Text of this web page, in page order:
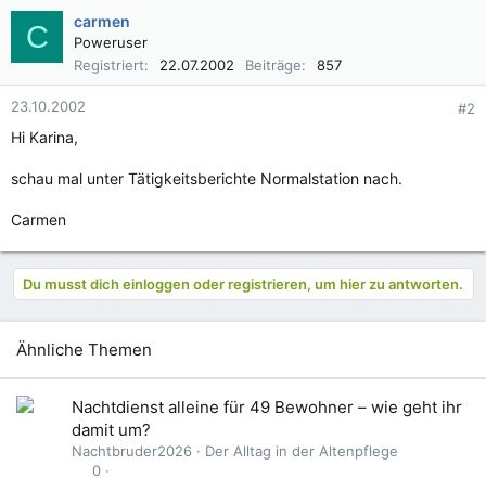
C carmen
Poweruser
Registriert
22.07.2002 Beiträge 857
23.10.2002 #2
Hi Karina,
schau mal unter Tätigkeitsberichte Normalstation nach.
Carmen
Du musst dich einloggen oder registrieren, um hier zu antworten.
Ähnliche Themen
Nachtdienst alleine für 49 Bewohner – wie geht ihr
damit um?
Nachtbruder2026
Der Alltag in der Altenpflege
0